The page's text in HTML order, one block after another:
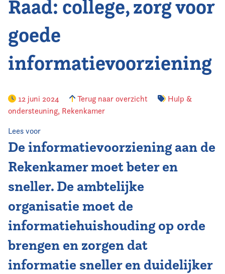
Raad: college, zorg voor
goede
informatievoorziening
12 juni 2024 Terug naar overzicht
Hulp &
ondersteuning, Rekenkamer
Lees voor
De informatievoorziening aan de
Rekenkamer moet beter en
sneller. De ambtelijke
organisatie moet de
informatiehuishouding op orde
brengen en zorgen dat
informatie sneller en duidelijker